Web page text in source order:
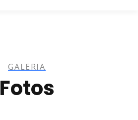
GALERIA
Fotos